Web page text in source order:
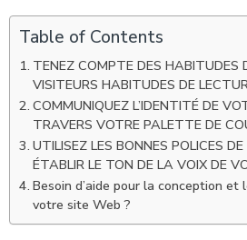
Table of Contents
TENEZ COMPTE DES HABITUDES
VISITEURS HABITUDES DE
COMMUNIQUEZ L’IDENTITÉ DE
TRAVERS VOTRE PALETTE DE
UTILISEZ LES BONNES POLICES
ÉTABLIR LE TON DE LA VOIX DE
Besoin d’aide pour la conception
votre site Web ?